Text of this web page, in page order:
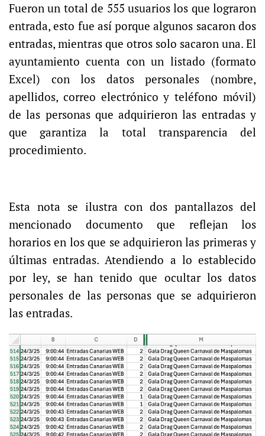
Fueron un total de 555 usuarios los que lograron
entrada, esto fue así porque algunos sacaron dos
entradas, mientras que otros solo sacaron una. El
ayuntamiento cuenta con un listado (formato
Excel) con los datos personales (nombre,
apellidos, correo electrónico y teléfono móvil)
de las personas que adquirieron las entradas y
que garantiza la total transparencia del
procedimiento.
Esta nota se ilustra con dos pantallazos del
mencionado documento que reflejan los
horarios en los que se adquirieron las primeras y
últimas entradas. Atendiendo a lo establecido
por ley, se han tenido que ocultar los datos
personales de las personas que se adquirieron
las entradas.